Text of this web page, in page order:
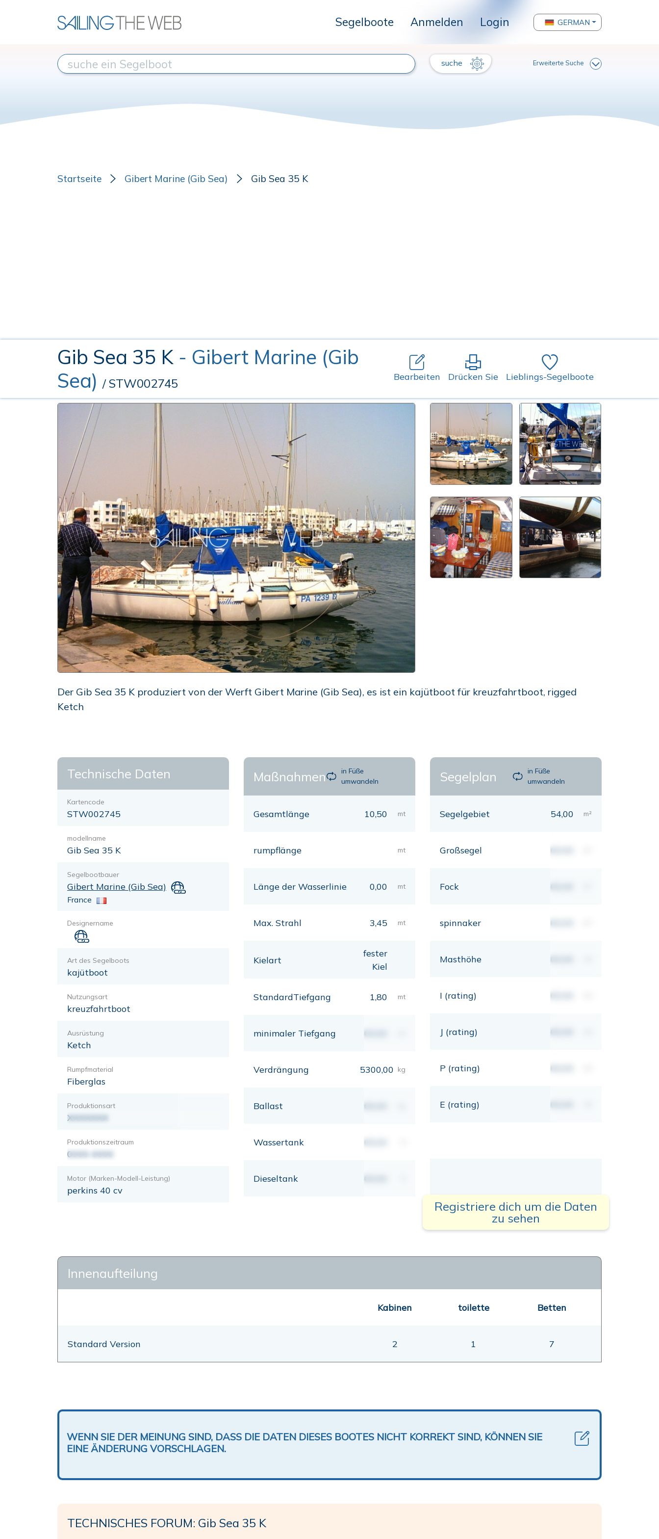
Segelboote Anmelden Login GERMAN
suche Erweiterte Suche
Startseite Gibert Marine (Gib Sea) Gib Sea 35 K
Gib Sea 35 K - Gibert Marine (Gib
Sea) / STW002745 Bearbeiten Drücken Sie Lieblings-Segelboote
Der Gib Sea 35 K produziert von der Werft Gibert Marine (Gib Sea), es ist ein kajütboot für kreuzfahrtboot, rigged
Ketch
Technische Daten
Kartencode
STW002745
modellname
Gib Sea 35 K
Segelbootbauer
Gibert Marine (Gib Sea)
France
Designername
Art des Segelboots
kajütboot
Nutzungsart
kreuzfahrtboot
Ausrüstung
Ketch
Rumpfmaterial
Fiberglas
Produktionsart
XXXXXXX
Produktionszeitraum
0000-0000
Motor (Marken-Modell-Leistung)
perkins 40 cv
Maßnahmen
in Füße
umwandeln
Gesamtlänge 10,50 mt
rumpflänge mt
Länge der Wasserlinie 0,00 mt
Max. Strahl 3,45 mt
Kielart
fester
Kiel
StandardTiefgang 1,80 mt
minimaler Tiefgang 00,00
Verdrängung 5300,00 kg
Ballast 00,00
Wassertank 00,00
Dieseltank 00,00
Segelplan
in Füße
umwandeln
Segelgebiet 54,00 m²
Großsegel 00,00
Fock 00,00
spinnaker 00,00
Masthöhe 00,00
I (rating) 00,00
J (rating) 00,00
P (rating) 00,00
E (rating) 00,00
Registriere dich um die Daten
zu sehen
Innenaufteilung
Kabinen toilette Betten
Standard Version 2 1 7
WENN SIE DER MEINUNG SIND, DASS DIE DATEN DIESES BOOTES NICHT KORREKT SIND, KÖNNEN SIE
EINE ÄNDERUNG VORSCHLAGEN.
TECHNISCHES FORUM: Gib Sea 35 K